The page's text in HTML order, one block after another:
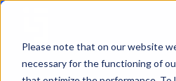
Please note that on our website
necessary for the functioning of